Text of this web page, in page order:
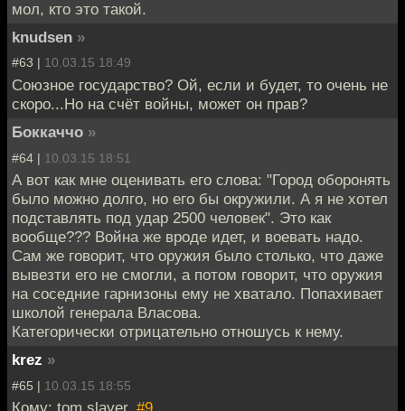
мол, кто это такой.
knudsen »
#63 | 10.03.15 18:49
Союзное государство? Ой, если и будет, то очень не
скоро...Но на счёт войны, может он прав?
Боккаччо »
#64 | 10.03.15 18:51
А вот как мне оценивать его слова: "Город оборонять
было можно долго, но его бы окружили. А я не хотел
подставлять под удар 2500 человек". Это как
вообще??? Война же вроде идет, и воевать надо.
Сам же говорит, что оружия было столько, что даже
вывезти его не смогли, а потом говорит, что оружия
на соседние гарнизоны ему не хватало. Попахивает
школой генерала Власова.
Категорически отрицательно отношусь к нему.
krez »
#65 | 10.03.15 18:55